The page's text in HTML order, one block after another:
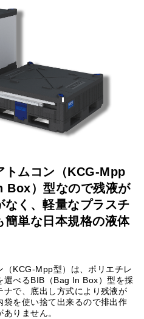
トムコン（KCG-Mpp
Box）型なので残液が
なく、軽量なプラスチ
簡単な日本規格の液体
KCG-Mpp型）は、ポリエチレ
選べるBIB（Bag In Box）型を採
で、底出し方式により残液が
を使い捨て出来るので排出作
りません。